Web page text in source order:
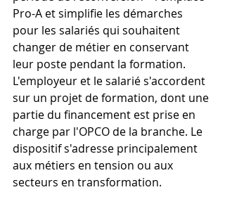
Pro-A et simplifie les démarches
pour les salariés qui souhaitent
changer de métier en conservant
leur poste pendant la formation.
L'employeur et le salarié s'accordent
sur un projet de formation, dont une
partie du financement est prise en
charge par l'OPCO de la branche. Le
dispositif s'adresse principalement
aux métiers en tension ou aux
secteurs en transformation.